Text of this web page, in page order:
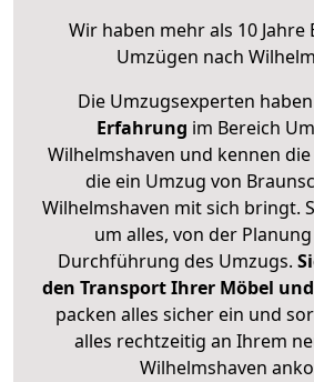
Wir haben mehr als 10
Umzügen nach
Die Umzugsexperten haben
Erfahrung im Bereich
Wilhelmshaven und kennen
die ein Umzug von
Wilhelmshaven mit sich bringt.
um alles, von der
Durchführung des Umzugs.
den Transport Ihrer Möbel
packen alles sicher ein und
alles rechtzeitig an Ihrem
Wilhelmshaven